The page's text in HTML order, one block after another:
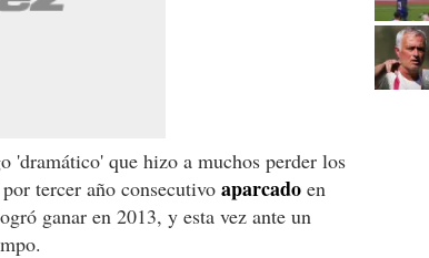
'dramático' que hizo a muchos perder los
tercer año consecutivo aparcado en
ganar en 2013, y esta vez ante un